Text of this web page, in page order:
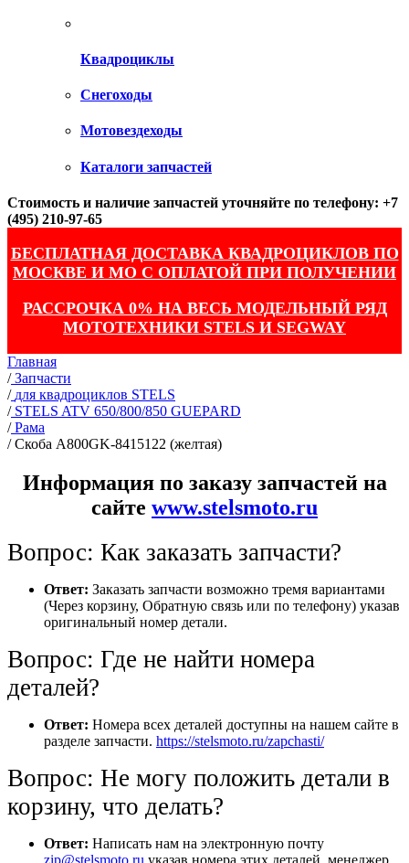
Квадроциклы
Снегоходы
Мотовездеходы
Каталоги запчастей
Стоимость и наличие запчастей уточняйте по телефону: +7
(495) 210-97-65
БЕСПЛАТНАЯ ДОСТАВКА КВАДРОЦИКЛОВ ПО
МОСКВЕ И МО С ОПЛАТОЙ ПРИ ПОЛУЧЕНИИ
РАССРОЧКА 0% НА ВЕСЬ МОДЕЛЬНЫЙ РЯД
МОТОТЕХНИКИ STELS И SEGWAY
Главная
/ Запчасти
/ для квадроциклов STELS
/ STELS ATV 650/800/850 GUEPARD
/ Рама
/Скоба A800GK-8415122 (желтая)
Информация по заказу запчастей на
сайте www.stelsmoto.ru
Вопрос: Как заказать запчасти?
Ответ: Заказать запчасти возможно тремя вариантами
(Через корзину, Обратную связь или по телефону) указав
оригинальный номер детали.
Вопрос: Где не найти номера
деталей?
Ответ: Номера всех деталей доступны на нашем сайте в
разделе запчасти. https://stelsmoto.ru/zapchasti/
Вопрос: Не могу положить детали в
корзину, что делать?
Ответ: Написать нам на электронную почту
zip@stelsmoto.ru указав номера этих деталей, менеджер